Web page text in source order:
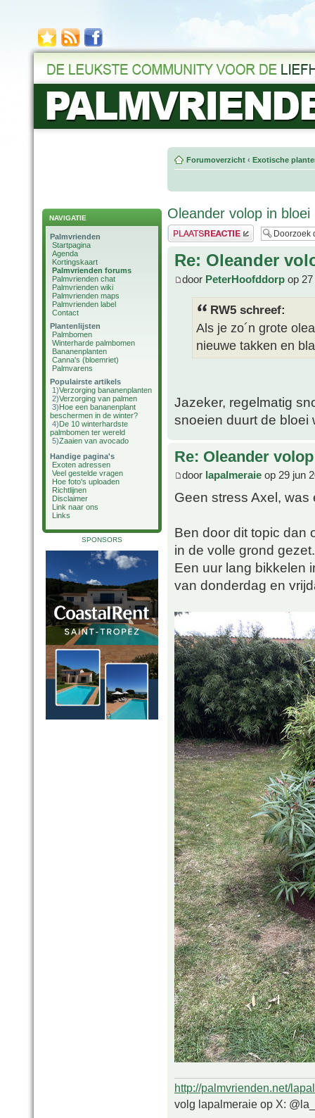
NAVIGATIE
Palmvrienden
Startpagina
Agenda
Kortingskaart
Palmvrienden forums
Palmvrienden chat
Palmvrienden wiki
Palmvrienden maps
Palmvrienden label
Contact
Plantenlijsten
Palmbomen
Winterharde palmbomen
Bananenplanten
Canna's (bloemriet)
Palmvarens
Populairste artikels
1)Verzorging bananenplanten
2)Verzorging van palmen
3)Hoe een bananenplant
beschermen in de winter?
4)De 10 winterhardste
palmbomen ter wereld
5)Zaaien van avocado
Handige pagina's
Exoten adressen
Veel gestelde vragen
Hoe foto's uploaden
Richtlijnen
Disclaimer
Link naar ons
Links
SPONSORS
Forumoverzicht ‹ Exotische
Oleander volop in bloei
Plaats een reactie
Re: Oleander
door PeterHoofddorp op
RW5 schreef:
Als je zo´n grote
nieuwe takken en
Jazeker, regelmatig
snoeien duurt de bloei
Re: Oleander
door lapalmeraie op 29 jun
Geen stress Axel,
Ben door dit topic dan
in de volle grond gezet.
Een uur lang bikkelen
van donderdag en
http://palmvrienden.net/
volg lapalmeraie op X: